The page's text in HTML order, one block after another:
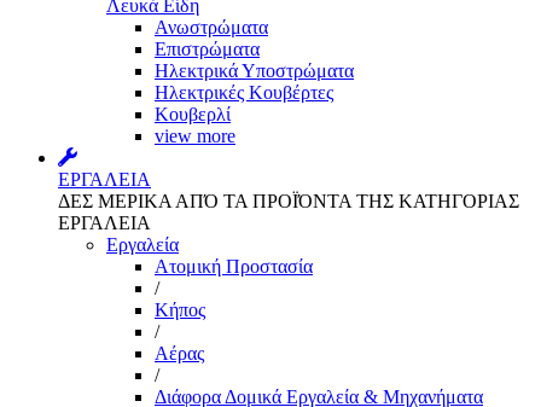
Λευκά Είδη
Ανωστρώματα
Επιστρώματα
Ηλεκτρικά Υποστρώματα
Ηλεκτρικές Κουβέρτες
Κουβερλί
view more
ΕΡΓΑΛΕΙΑ
ΔΕΣ ΜΕΡΙΚΑ ΑΠΌ ΤΑ ΠΡΟΪΌΝΤΑ ΤΗΣ ΚΑΤΗΓΟΡΙΑΣ
ΕΡΓΑΛΕΙΑ
Εργαλεία
Aτομική Προστασία
/
Kήπος
/
Αέρας
/
Διάφορα Δομικά Εργαλεία & Μηχανήματα